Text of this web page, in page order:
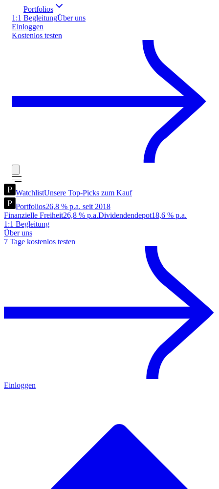
Portfolios
1:1 BegleitungÜber uns
Einloggen
Kostenlos testen
WatchlistUnsere Top-Picks zum Kauf
Portfolios26,8 % p.a. seit 2018
Finanzielle Freiheit26,8 % p.a.Dividendendepot18,6 % p.a.
1:1 Begleitung
Über uns
7 Tage kostenlos testen
Einloggen